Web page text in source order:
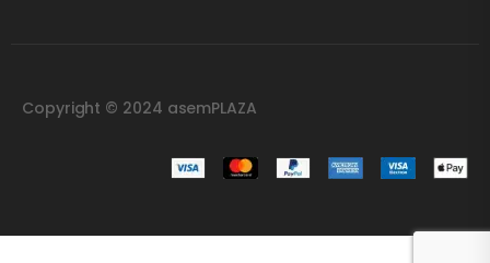
Copyright © 2024 asemPLAZA